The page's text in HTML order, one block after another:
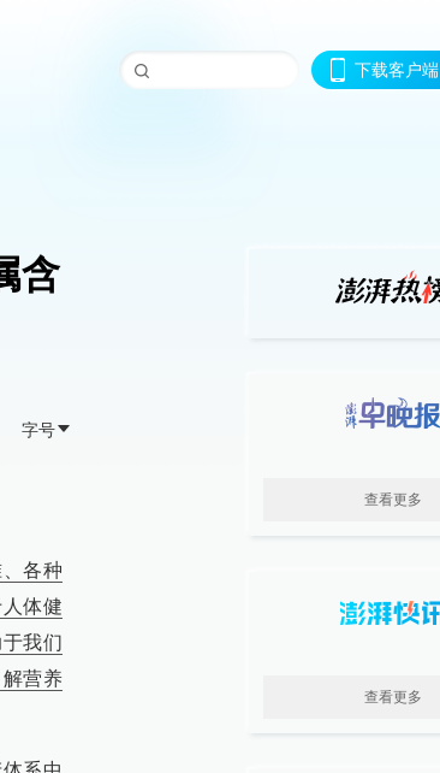
下载客户端
含
字号
各种
体健
我们
营养
查看更多
查看更多